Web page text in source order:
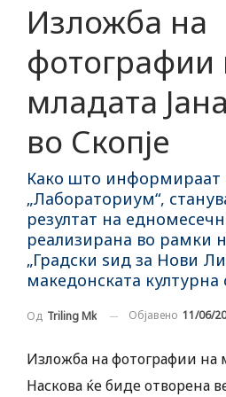
Изложба на
фотографии
младата
во Скопје
Како што информираат
„Лабораториум“,
резултат на
реализирана во рамки
„Градски ѕид за Нови
македонската културна
Од Triling Mk Објавено 11/06/
Изложба на фотографии на
Наскова ќе биде отворена